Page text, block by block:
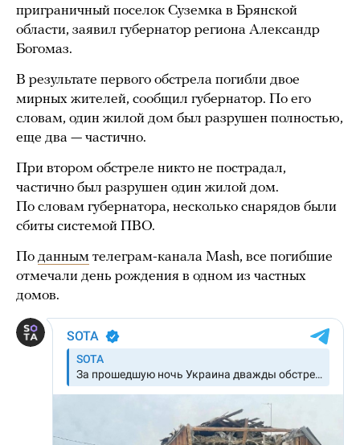
приграничный поселок Суземка в Брянской
области, заявил губернатор региона Александр
Богомаз.
В результате первого обстрела погибли двое
мирных жителей, сообщил губернатор. По его
словам, один жилой дом был разрушен полностью,
еще два — частично.
При втором обстреле никто не пострадал,
частично был разрушен один жилой дом.
По словам губернатора, несколько снарядов были
сбиты системой ПВО.
По данным телеграм-канала Mash, все погибшие
отмечали день рождения в одном из частных
домов.